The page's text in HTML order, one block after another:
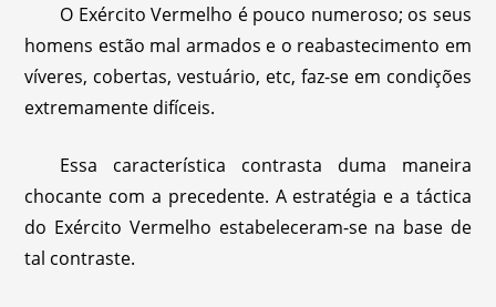
O Exército Vermelho é pouco numeroso; os seus
homens estão mal armados e o reabastecimento em
víveres, cobertas, vestuário, etc, faz-se em condições
extremamente difíceis.
Essa característica contrasta duma maneira
chocante com a precedente. A estratégia e a táctica
do Exército Vermelho estabeleceram-se na base de
tal contraste.